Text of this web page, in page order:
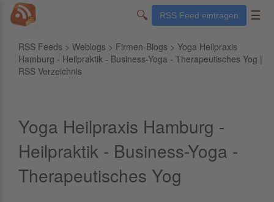
🔍 RSS Feed eintragen ☰
RSS Feeds > Weblogs > Firmen-Blogs > Yoga Heilpraxis
Hamburg - Heilpraktik - Business-Yoga - Therapeutisches Yog |
RSS Verzeichnis
Yoga Heilpraxis Hamburg -
Heilpraktik - Business-Yoga -
Therapeutisches Yog